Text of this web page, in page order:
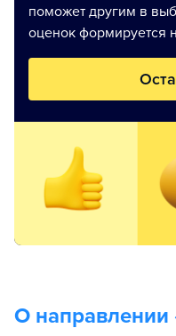
поможет другим в
оценок формируется
О направлении